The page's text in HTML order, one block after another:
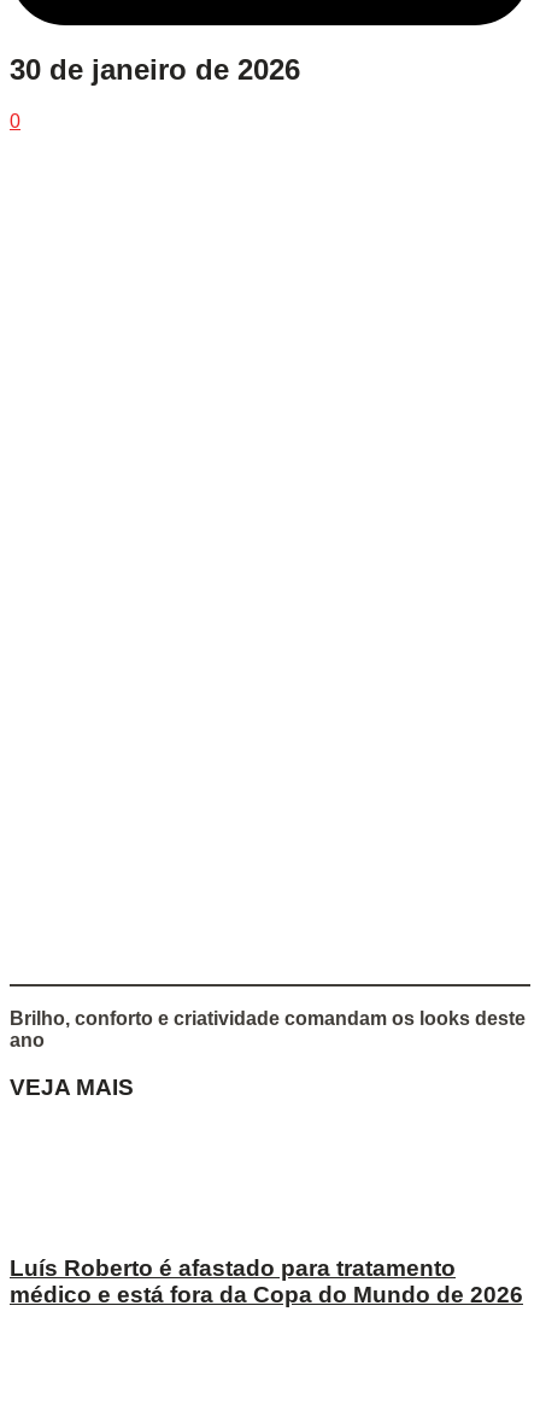
30 de janeiro de 2026
0
Brilho, conforto e criatividade comandam os looks deste
ano
VEJA MAIS
Luís Roberto é afastado para tratamento
médico e está fora da Copa do Mundo de 2026